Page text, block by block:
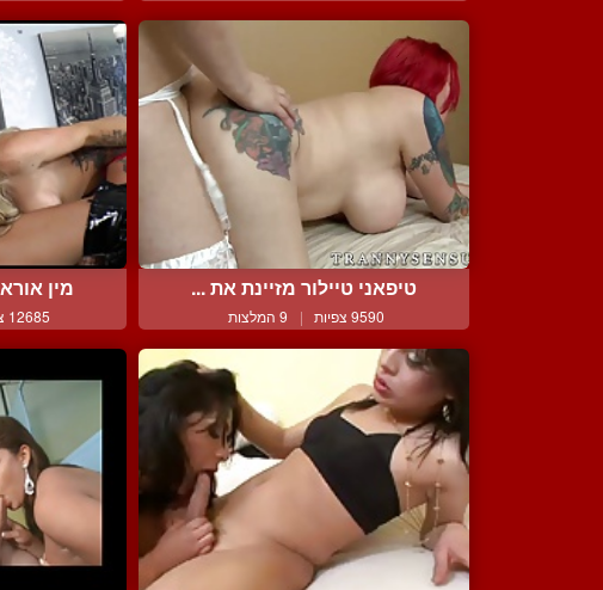
טיפאני טיילור מזיינת את ...
9590 צפיות | 9 המלצות
מין
12685 צפיות